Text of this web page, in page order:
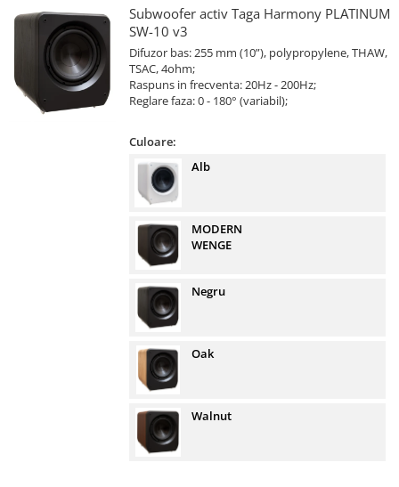
Subwoofer activ Taga Harmony PLATINUM
SW-10 v3
Difuzor bas: 255 mm (10”), polypropylene, THAW,
TSAC, 4ohm;
Raspuns in frecventa: 20Hz - 200Hz;
Reglare faza: 0 - 180° (variabil);
Culoare:
Alb
MODERN
WENGE
Negru
Oak
Walnut